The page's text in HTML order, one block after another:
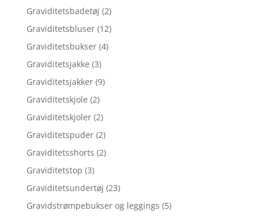
Graviditetsbadetøj (2)
Graviditetsbluser (12)
Graviditetsbukser (4)
Graviditetsjakke (3)
Graviditetsjakker (9)
Graviditetskjole (2)
Graviditetskjoler (2)
Graviditetspuder (2)
Graviditetsshorts (2)
Graviditetstop (3)
Graviditetsundertøj (23)
Gravidstrømpebukser og leggings (5)